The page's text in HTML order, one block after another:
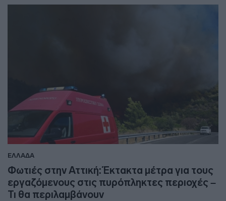
ΕΛΛΑΔΑ
Φωτιές στην Αττική: Έκτακτα μέτρα για τους
εργαζόμενους στις πυρόπληκτες περιοχές –
Τι θα περιλαμβάνουν